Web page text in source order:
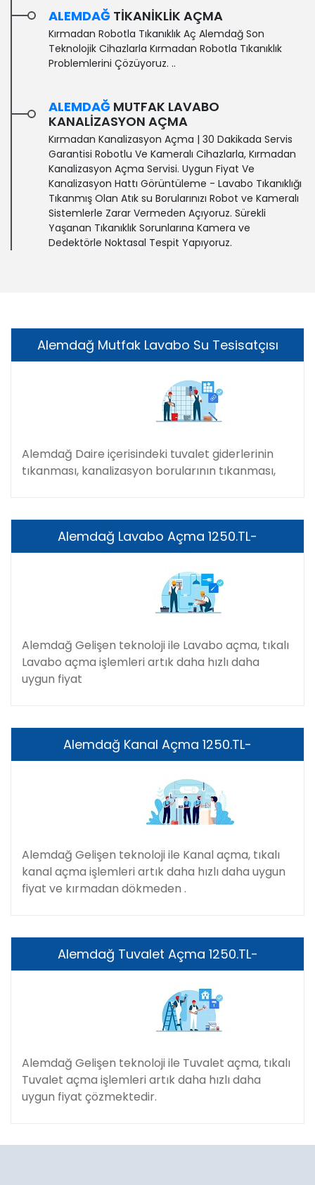
ALEMDAĞ TIKANIKLIK AÇMA
Kırmadan Robotla Tıkanıklık Aç Alemdağ Son
Teknolojik Cihazlarla Kırmadan Robotla Tıkanıklık
Problemlerini Çözüyoruz. ..
ALEMDAĞ MUTFAK LAVABO
KANALIZASYON AÇMA
Kırmadan Kanalizasyon Açma | 30 Dakikada Servis
Garantisi‎ Robotlu Ve Kameralı Cihazlarla, Kırmadan
Kanalizasyon Açma Servisi. Uygun Fiyat Ve
Kanalizasyon Hattı Görüntüleme - Lavabo Tıkanıklığı
Tıkanmış Olan Atık su Borularınızı Robot ve Kameralı
Sistemlerle Zarar Vermeden Açıyoruz. Sürekli
Yaşanan Tıkanıklık Sorunlarına Kamera ve
Dedektörle Noktasal Tespit Yapıyoruz.
Alemdağ Mutfak Lavabo Su Tesisatçısı
Alemdağ Daire içerisindeki tuvalet giderlerinin
tıkanması, kanalizasyon borularının tıkanması,
Alemdağ Lavabo Açma 1250.TL-
Alemdağ Gelişen teknoloji ile Lavabo açma, tıkalı
Lavabo açma işlemleri artık daha hızlı daha
uygun fiyat
Alemdağ Kanal Açma 1250.TL-
Alemdağ Gelişen teknoloji ile Kanal açma, tıkalı
kanal açma işlemleri artık daha hızlı daha uygun
fiyat ve kırmadan dökmeden .
Alemdağ Tuvalet Açma 1250.TL-
Alemdağ Gelişen teknoloji ile Tuvalet açma, tıkalı
Tuvalet açma işlemleri artık daha hızlı daha
uygun fiyat çözmektedir.